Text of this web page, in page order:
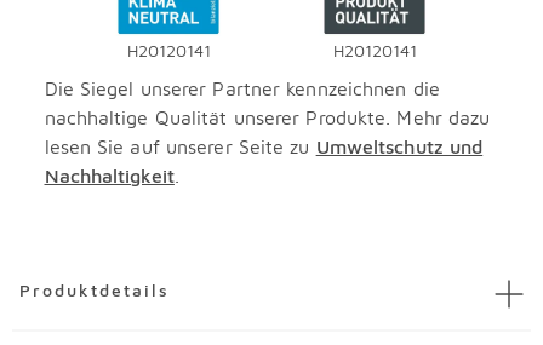
H20120141 H20120141
Die Siegel unserer Partner kennzeichnen die
nachhaltige Qualität unserer Produkte. Mehr dazu
lesen Sie auf unserer Seite zu Umweltschutz und
Nachhaltigkeit.
Produktdetails